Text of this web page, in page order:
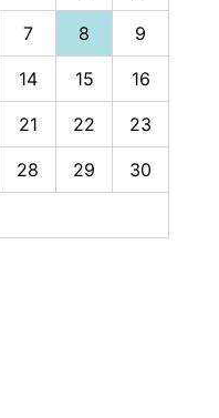
7 8 9
14 15 16
21 22 23
28 29 30